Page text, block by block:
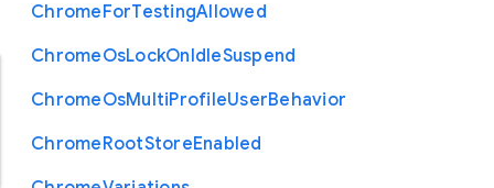
ChromeForTestingAllowed
ChromeOsLockOnIdleSuspend
ChromeOsMultiProfileUserBehavior
ChromeRootStoreEnabled